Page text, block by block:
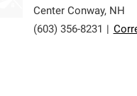
Center Conway, NH
(603) 356-8231